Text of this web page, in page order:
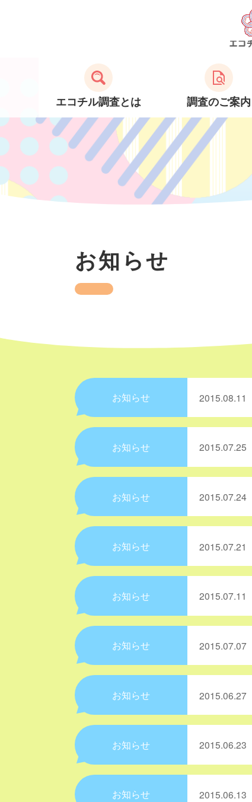
エコチル調査とは 調査のご案内
お知らせ
お知らせ 2015.08.11
お知らせ 2015.07.25
お知らせ 2015.07.24
お知らせ 2015.07.21
お知らせ 2015.07.11
お知らせ 2015.07.07
お知らせ 2015.06.27
お知らせ 2015.06.23
お知らせ 2015.06.13